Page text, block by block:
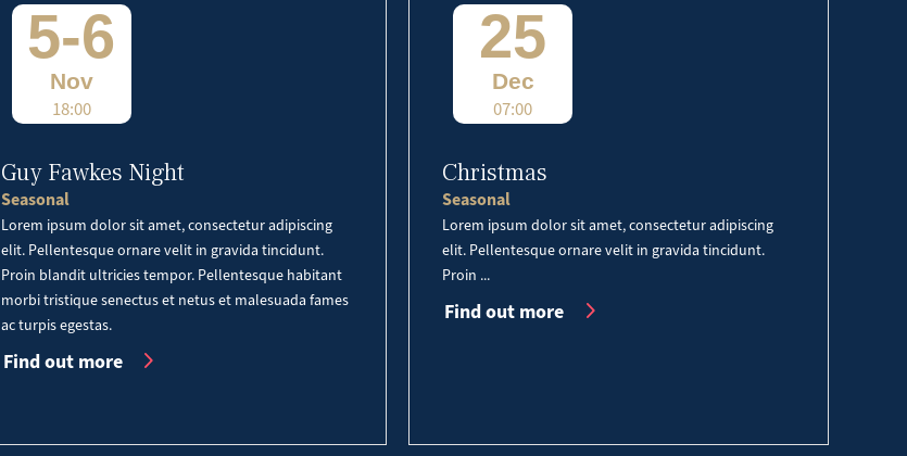
5-6
Nov
18:00
Guy Fawkes Night
Seasonal
Lorem ipsum dolor sit amet, consectetur adipiscing
elit. Pellentesque ornare velit in gravida tincidunt.
Proin blandit ultricies tempor. Pellentesque habitant
morbi tristique senectus et netus et malesuada fames
ac turpis egestas.
Find out more
25
Dec
07:00
Christmas
Seasonal
Lorem ipsum dolor sit amet, consectetur adipiscing
elit. Pellentesque ornare velit in gravida tincidunt.
Proin ...
Find out more